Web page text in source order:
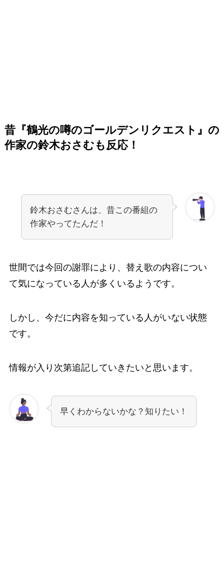
昔『鶴光の噂のゴールデンリクエスト』の
作家の鈴木おさむも反応！
鈴木おさむさんは、昔この番組の
作家やってたんだ！
世間では今回の謝罪により、替え歌の内容につい
て気になっている人が多くいるようです。
しかし、今だに内容を知っている人がいない状態
です。
情報が入り次第追記していきたいと思います。
早くわからないかな？知りたい！